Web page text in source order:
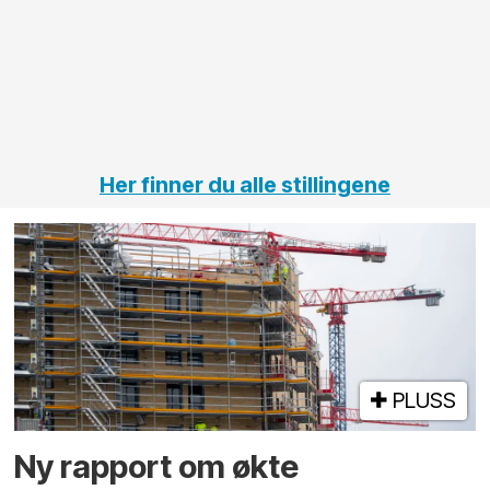
Her finner du alle stillingene
PLUSS
Ny rapport om økte